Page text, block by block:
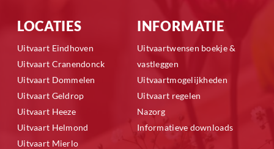
LOCATIES
Uitvaart Eindhoven
Uitvaart Cranendonck
Uitvaart Dommelen
Uitvaart Geldrop
Uitvaart Heeze
Uitvaart Helmond
Uitvaart Mierlo
INFORMATIE
Uitvaartwensen boekje &
vastleggen
Uitvaartmogelijkheden
Uitvaart regelen
Nazorg
Informatieve downloads